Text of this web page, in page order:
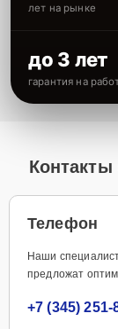
лет на рынке
до 3 лет
гарантия на
Телефон
Наши
предложат
+7 (345) 251-